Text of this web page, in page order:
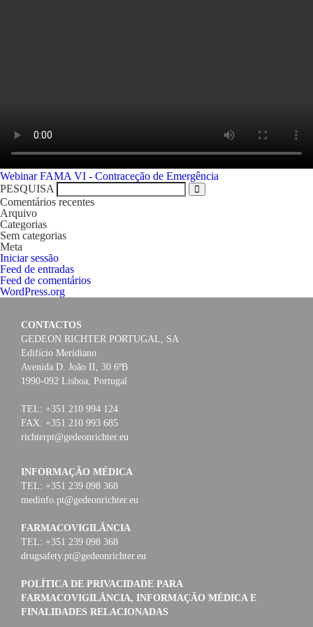
Navegação
de
artigos
Webinar FAMA VI - Contraceção de Emergência
PESQUISA
Comentários recentes
Arquivo
Categorias
Sem categorias
Meta
Iniciar sessão
Feed de entradas
Feed de comentários
WordPress.org
CONTACTOS
GEDEON RICHTER PORTUGAL, SA
Edifício Meridiano
Avenida D. João II, 30 6ºB
1990-092 Lisboa, Portugal
TEL: +351 210 994 124
FAX: +351 210 993 685
richterpt@gedeonrichter.eu
INFORMAÇÃO MÉDICA
TEL: +351 239 098 368
medinfo.pt@gedeonrichter.eu
FARMACOVIGILÂNCIA
TEL: +351 239 098 368
drugsafety.pt@gedeonrichter.eu
POLÍTICA DE PRIVACIDADE PARA
FARMACOVIGILÂNCIA, INFORMAÇÃO MÉDICA E
FINALIDADES RELACIONADAS